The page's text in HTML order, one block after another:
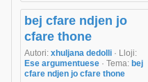
bej cfare ndjen jo
cfare thone
Autori: xhuljana dedolli · Lloji:
Ese argumentuese · Tema: bej
cfare ndjen jo cfare thone